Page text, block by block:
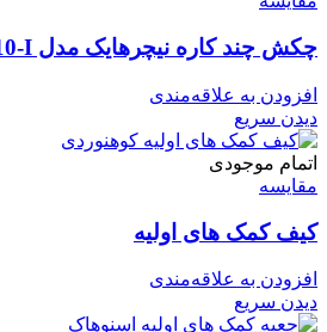
چکش چند کاره نیچرهایک مدل NH15A010-I
افزودن به علاقه‌مندی
دیدن سریع
اتمام موجودی
مقایسه
کیف کمک های اولیه
افزودن به علاقه‌مندی
دیدن سریع